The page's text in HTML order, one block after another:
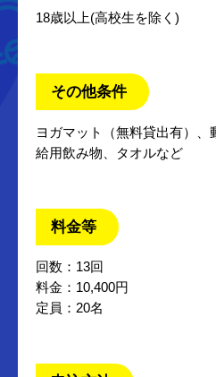
18歳以上(高校生を除く)
その他条件
ヨガマット（無料貸出有）
給用飲み物、タオルなど
料金等
回数：13回
料金：10,400円
定員：20名